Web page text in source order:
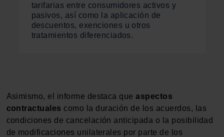
tarifarias entre consumidores activos y
pasivos, así como la aplicación de
descuentos, exenciones u otros
tratamientos diferenciados.
Asimismo, el informe destaca queaspectos
contractuales como la duración de los acuerdos, las
condiciones de cancelación anticipada o la posibilidad
de modificaciones unilaterales por parte de los